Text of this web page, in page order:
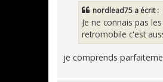
nordlead75 a écrit :
Je ne connais pas
retromobile c'est
je comprends